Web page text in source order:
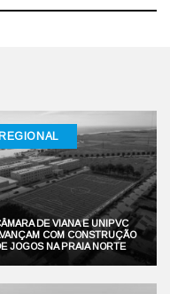
REGIONAL
DE VIANA E UNIPVC
COM CONSTRUÇÃO
JOGOS NA PRAIA NORTE